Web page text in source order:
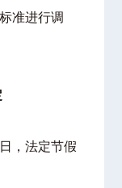
准进行调
，法定节假